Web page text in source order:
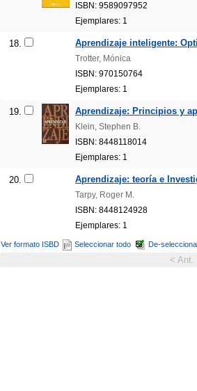
ISBN: 9589097952
Ejemplares: 1
18. Aprendizaje inteligente:
Trotter, Mónica
ISBN: 970150764
Ejemplares: 1
19. Aprendizaje: Principios y
Klein, Stephen B.
ISBN: 8448118014
Ejemplares: 1
20. Aprendizaje: teoría e
Tarpy, Roger M.
ISBN: 8448124928
Ejemplares: 1
Ver formato ISBD Seleccionar todo De-
< Ant.